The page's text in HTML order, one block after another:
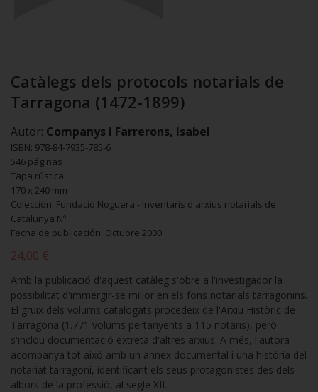
Catàlegs dels protocols notarials de
Tarragona (1472-1899)
Autor: Companys i Farrerons, Isabel
ISBN: 978-84-7935-785-6
546 páginas
Tapa rústica
170 x 240 mm
Colección: Fundació Noguera - Inventaris d'arxius notarials de
Catalunya Nº
Fecha de publicación: Octubre 2000
24,00 €
Amb la publicació d'aquest catàleg s'obre a l'investigador la
possibilitat d'immergir-se millor en els fons notarials tarragonins.
El gruix dels volums catalogats procedeix de l'Arxiu Històric de
Tarragona (1.771 volums pertanyents a 115 notaris), però
s'inclou documentació extreta d'altres arxius. A més, l'autora
acompanya tot això amb un annex documental i una història del
notariat tarragoní, identificant els seus protagonistes des dels
albors de la professió, al segle XII.